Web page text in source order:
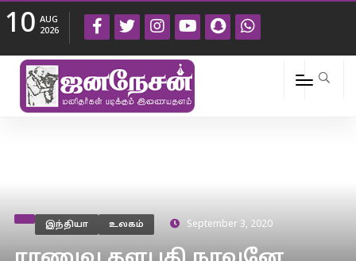
10 AUG
2026
இந்தியா உலகம் September 3, 2020